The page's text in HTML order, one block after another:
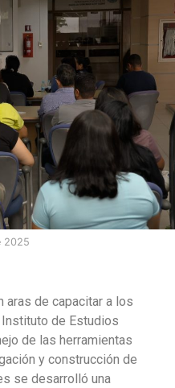
2025
aras de capacitar a los
de Estudios
de las herramientas
y construcción de
se desarrolló una